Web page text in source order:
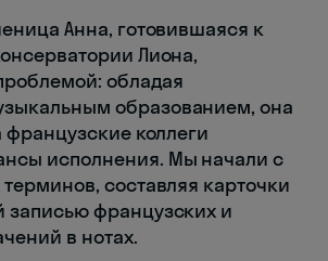
Анна, готовившаяся к
Лиона,
обладая
образованием, она
французские коллеги
исполнения. Мы начали с
составляя карточки
записью французских и
в нотах.